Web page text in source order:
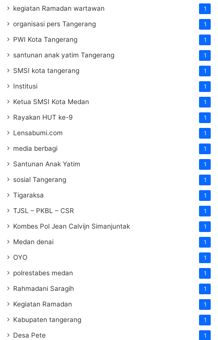
kegiatan Ramadan wartawan 1
organisasi pers Tangerang 1
PWI Kota Tangerang 1
santunan anak yatim Tangerang 1
SMSI kota tangerang 1
Institusi 1
Ketua SMSI Kota Medan 1
Rayakan HUT ke-9 1
Lensabumi.com 1
media berbagi 1
Santunan Anak Yatim 1
sosial Tangerang 1
Tigaraksa 1
TJSL – PKBL – CSR 1
Kombes Pol Jean Calvijn Simanjuntak 1
Medan denai 1
OYO 1
polrestabes medan 1
Rahmadani Saragih 1
Kegiatan Ramadan 1
Kabupaten tangerang 1
Desa Pete 1